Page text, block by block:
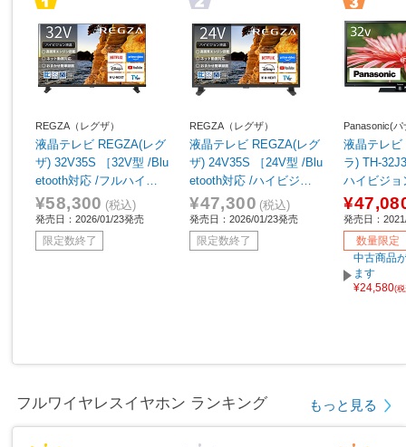
REGZA（レグザ）
液晶テレビ REGZA(レグ
ザ) 32V35S ［32V型 /Blu
etooth対応 /フルハイビ
ジョン /YouTube対応］
¥58,300 (税込)
発売日：2026/01/23発売
限定数終了
REGZA（レグザ）
液晶テレビ REGZA(レグ
ザ) 24V35S ［24V型 /Blu
etooth対応 /ハイビジョ
ン /YouTube対応］
¥47,300 (税込)
発売日：2026/01/23発売
限定数終了
Panasonic(
液晶テレ
ラ) TH-
ハイビジョ
発売日：
数量限定
中古商品
ます
¥24,580(
フルワイヤレスイヤホン ランキング もっと見る